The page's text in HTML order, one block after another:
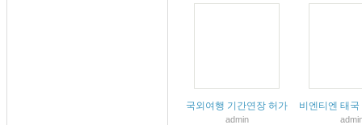
국외여행 기간연장 허가
admin
비엔티엔 태